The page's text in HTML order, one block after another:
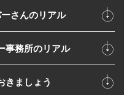
さんのリアル
事務所のリアル
きましょう